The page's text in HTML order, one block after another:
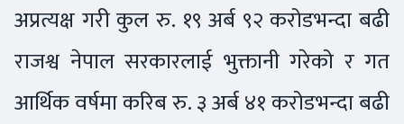
अप्रत्यक्ष गरी कुल रु. १९ अर्ब ९२ करोडभन्दा बढी
राजश्व नेपाल सरकारलाई भुक्तानी गरेको र गत
आर्थिक वर्षमा करिब रु. ३ अर्ब ४१ करोडभन्दा बढी